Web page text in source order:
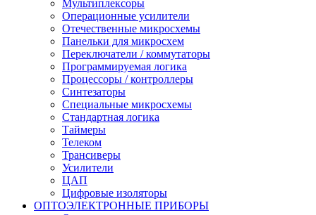
Мультиплексоры
Операционные усилители
Отечественные микросхемы
Панельки для микросхем
Переключатели / коммутаторы
Программируемая логика
Процессоры / контроллеры
Синтезаторы
Специальные микросхемы
Стандартная логика
Таймеры
Телеком
Трансиверы
Усилители
ЦАП
Цифровые изоляторы
ОПТОЭЛЕКТРОННЫЕ ПРИБОРЫ